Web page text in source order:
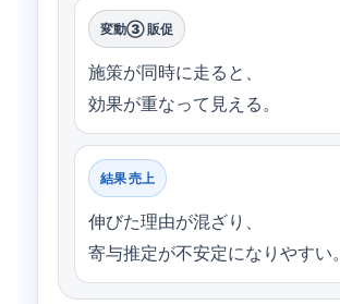
変動③ 販促
施策が同時に走ると、
効果が重なって見える。
結果 売上
伸びた理由が混ざり、
寄与推定が不安定になりやすい。